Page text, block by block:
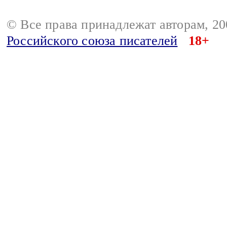
© Все права принадлежат авторам,
Российского союза писателей
18+